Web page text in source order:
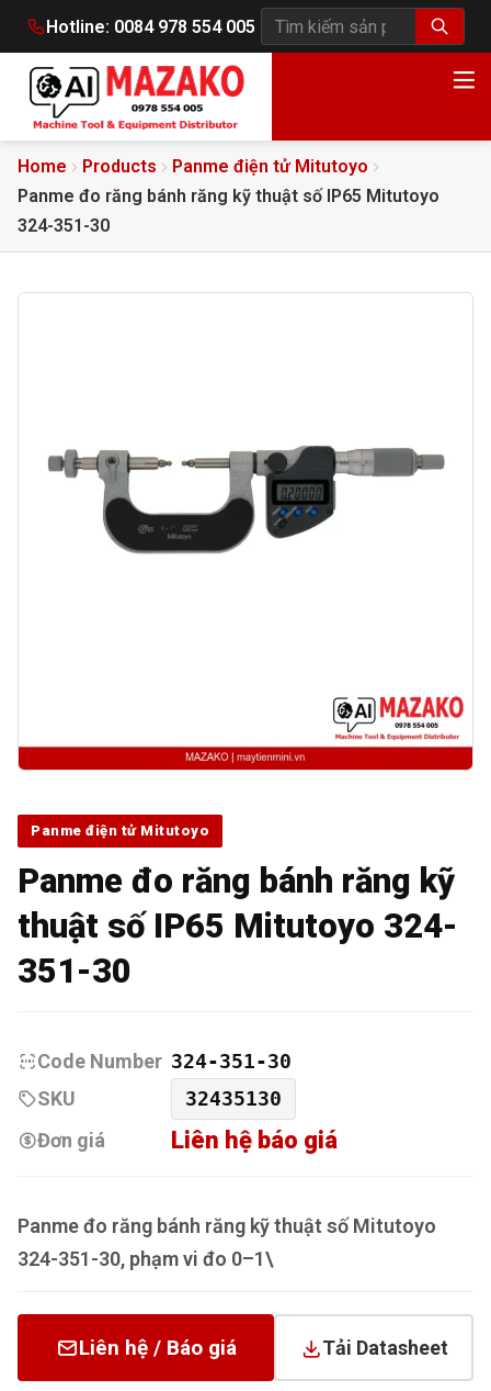
Hotline: 0084 978 554 005
Tìm kiếm sản phẩm
Home Products
Panme điện tử Mitutoyo
Panme đo răng bánh răng kỹ thuật số IP65 Mitutoyo
324-351-30
Panme điện tử Mitutoyo
Panme đo răng bánh răng kỹ
thuật số IP65 Mitutoyo 324-
351-30
Code Number 324-351-30
SKU
32435130
Đơn giá
Liên hệ báo giá
Panme đo răng bánh răng kỹ thuật số Mitutoyo
324-351-30, phạm vi đo 0–1\
Liên hệ / Báo giá Tải Datasheet